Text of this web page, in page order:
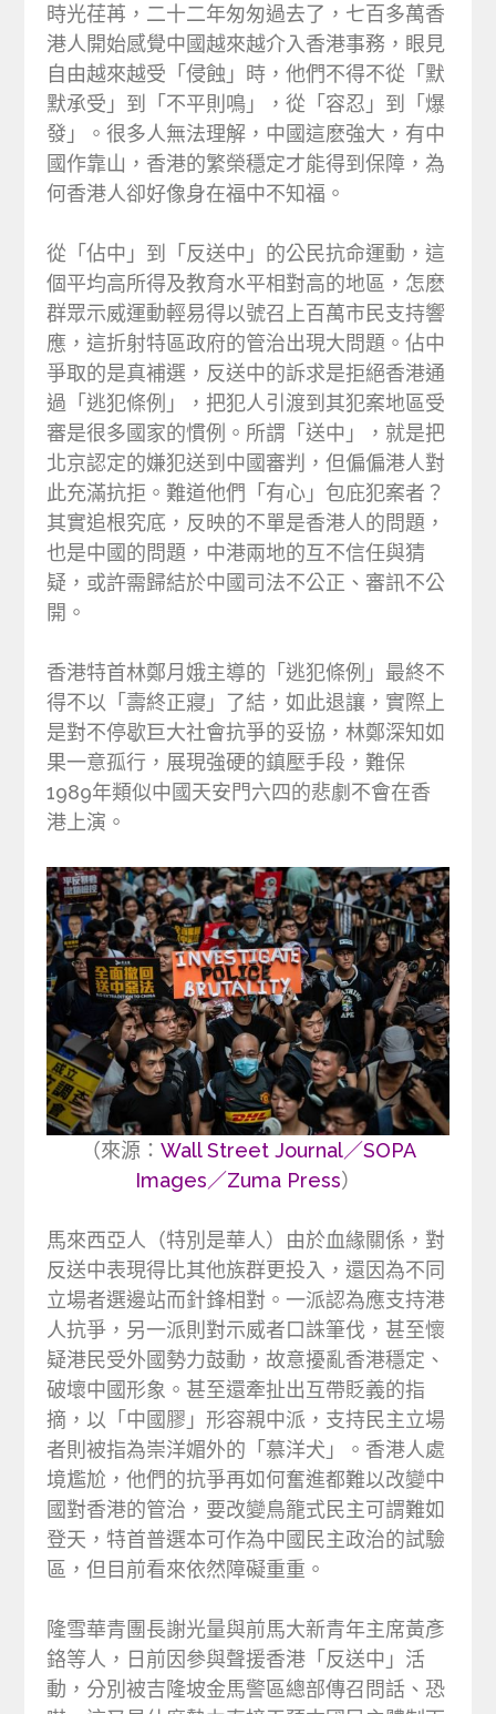
時光荏苒，二十二年匆匆過去了，七百多萬香
港人開始感覺中國越來越介入香港事務，眼見
自由越來越受「侵蝕」時，他們不得不從「默
默承受」到「不平則鳴」，從「容忍」到「爆
發」。很多人無法理解，中國這麽強大，有中
國作靠山，香港的繁榮穩定才能得到保障，為
何香港人卻好像身在福中不知福。
從「佔中」到「反送中」的公民抗命運動，這
個平均高所得及教育水平相對高的地區，怎麽
群眾示威運動輕易得以號召上百萬市民支持響
應，這折射特區政府的管治出現大問題。佔中
爭取的是真補選，反送中的訴求是拒絕香港通
過「逃犯條例」，把犯人引渡到其犯案地區受
審是很多國家的慣例。所謂「送中」，就是把
北京認定的嫌犯送到中國審判，但偏偏港人對
此充滿抗拒。難道他們「有心」包庇犯案者？
其實追根究底，反映的不單是香港人的問題，
也是中國的問題，中港兩地的互不信任與猜
疑，或許需歸結於中國司法不公正、審訊不公
開。
香港特首林鄭月娥主導的「逃犯條例」最終不
得不以「壽終正寢」了結，如此退讓，實際上
是對不停歇巨大社會抗爭的妥協，林鄭深知如
果一意孤行，展現強硬的鎮壓手段，難保
1989年類似中國天安門六四的悲劇不會在香
港上演。
（來源： Wall Street Journal／SOPA
Images／Zuma Press）
馬來西亞人（特別是華人）由於血緣關係，對
反送中表現得比其他族群更投入，還因為不同
立場者選邊站而針鋒相對。一派認為應支持港
人抗爭，另一派則對示威者口誅筆伐，甚至懷
疑港民受外國勢力鼓動，故意擾亂香港穩定、
破壞中國形象。甚至還牽扯出互帶貶義的指
摘，以「中國膠」形容親中派，支持民主立場
者則被指為崇洋媚外的「慕洋犬」。香港人處
境尷尬，他們的抗爭再如何奮進都難以改變中
國對香港的管治，要改變鳥籠式民主可謂難如
登天，特首普選本可作為中國民主政治的試驗
區，但目前看來依然障礙重重。
隆雪華青團長謝光量與前馬大新青年主席黃彥
鉻等人，日前因參與聲援香港「反送中」活
動，分別被吉隆坡金馬警區總部傳召問話、恐